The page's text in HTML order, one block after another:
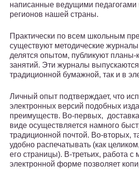
написанные ведущими педагогами
регионов нашей страны.
Практически по всем школьным
существуют методические
делятся опытом, публикуют планы-
занятий. Эти журналы выпускаются
традиционной бумажной, так и в
Личный опыт подтверждает, что
электронных версий подобных
преимуществ. Во-первых,
виде осуществляется намного
традиционной почтой. Во-вторых,
удобно распечатывать (как
его страницы). В-третьих, работа с
электронной форме позволяет